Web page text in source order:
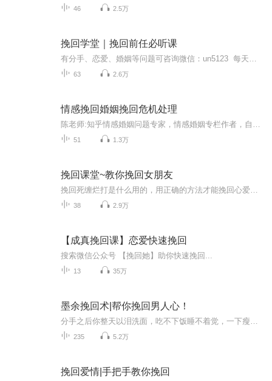
46 2.5万
挽回学堂｜挽回前任必听课
63 2.6万
情感挽回婚姻挽回危机处理
51 1.3万
挽回课堂~教你挽回女朋友
38 2.9万
【成真挽回课】恋爱快速挽回
搜索微信公众号 【挽回她】助你快速挽回...
13 35万
墨余挽回术|帮你挽回男人心！
235 5.2万
挽回爱情|手把手教你挽回